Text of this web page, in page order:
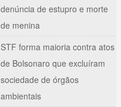
denúncia de estupro e morte
de menina
STF forma maioria contra atos
de Bolsonaro que excluíram
sociedade de órgãos
ambientais